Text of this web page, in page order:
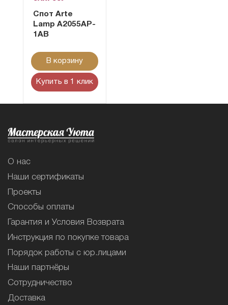
Cпот Arte
Lamp A2055AP-
1AB
В корзину
Купить в 1 клик
О нас
Наши сертификаты
Проекты
Способы оплаты
Гарантия и Условия Возврата
Инструкция по покупке товара
Порядок работы с юр.лицами
Наши партнёры
Сотрудничество
Доставка